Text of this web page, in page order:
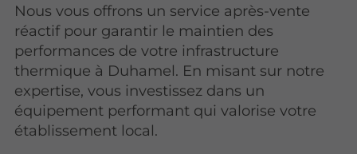
Nous vous offrons un service après-vente
réactif pour garantir le maintien des
performances de votre infrastructure
thermique à Duhamel. En misant sur notre
expertise, vous investissez dans un
équipement performant qui valorise votre
établissement local.